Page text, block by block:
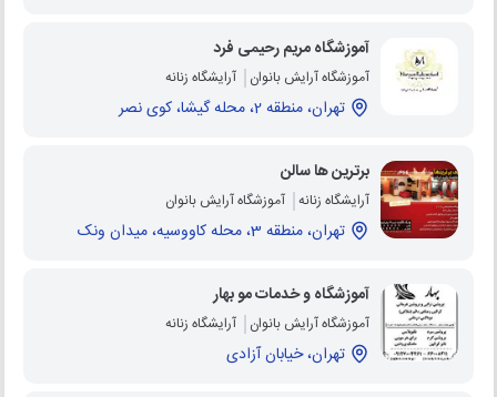
آموزشگاه مریم رحیمی فرد
آموزشگاه آرایش بانوان آرایشگاه زنانه
تهران، منطقه 2، محله گیشا، کوی نصر
برترین ها سالن
آرایشگاه زنانه آموزشگاه آرایش بانوان
تهران، منطقه 3، محله کاووسیه، میدان ونک
آموزشگاه و خدمات مو بهار
آموزشگاه آرایش بانوان آرایشگاه زنانه
تهران، خیابان آزادی